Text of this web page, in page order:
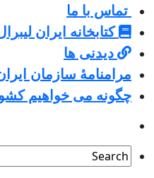
تماس با ما
کتابخانه ایران
دیدنی ها
مرامنامۀ سازمان
چگونه می خواهیم